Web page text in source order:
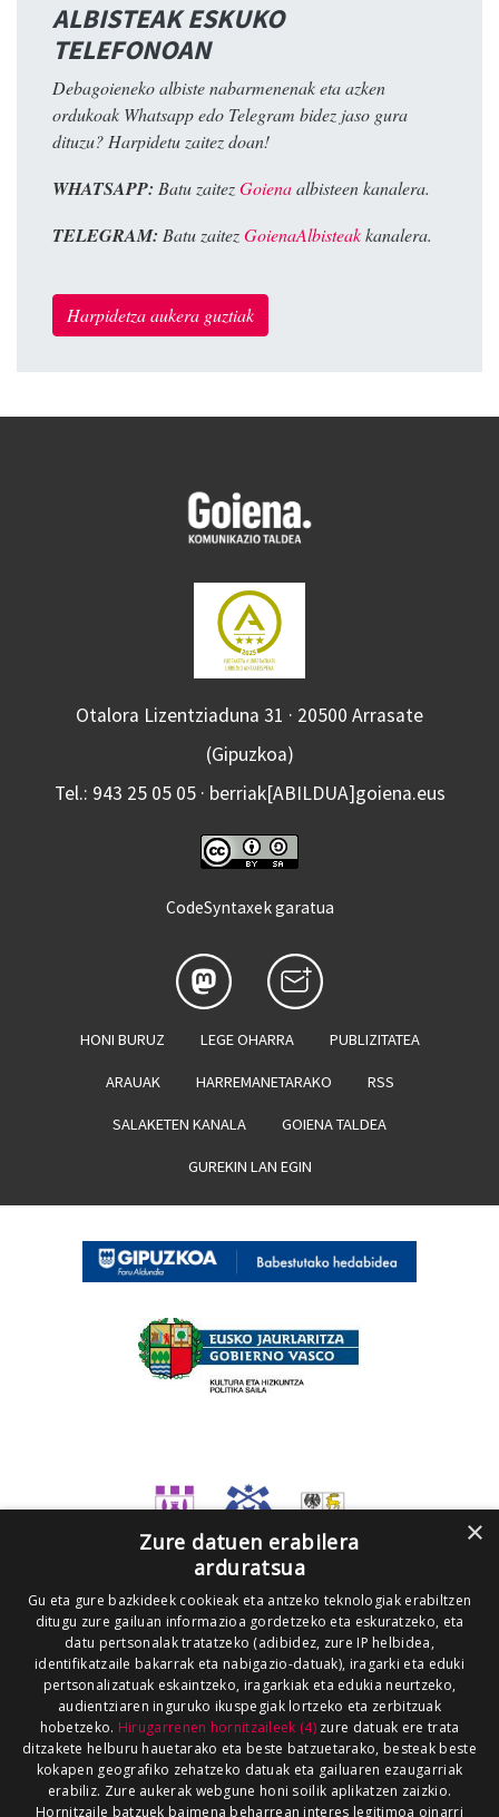
ALBISTEAK ESKUKO
TELEFONOAN
Debagoieneko albiste nabarmenenak eta azken
ordukoak Whatsapp edo Telegram bidez jaso gura
dituzu? Harpidetu zaitez doan!
WHATSAPP: Batu zaitezGoienaalbisteen kanalera.
TELEGRAM: Batu zaitezGoienaAlbisteakkanalera.
Harpidetza aukera guztiak
Otalora Lizentziaduna 31 · 20500 Arrasate
(Gipuzkoa)
Tel.: 943 25 05 05 · berriak[ABILDUA]goiena.eus
CodeSyntaxek garatua
HONI BURUZ LEGE OHARRA PUBLIZITATEA
ARAUAK HARREMANETARAKO RSS
SALAKETEN KANALA GOIENA TALDEA
GUREKIN LAN EGIN
×
Zure datuen erabilera
arduratsua
Gu eta gure bazkideek cookieak eta antzeko teknologiak erabiltzen
ditugu zure gailuan informazioa gordetzeko eta eskuratzeko, eta
datu pertsonalak tratatzeko (adibidez, zure IP helbidea,
identifikatzaile bakarrak eta nabigazio-datuak), iragarki eta eduki
pertsonalizatuak eskaintzeko, iragarkiak eta edukia neurtzeko,
audientziaren inguruko ikuspegiak lortzeko eta zerbitzuak
hobetzeko. Hirugarrenen hornitzaileek (4)zure datuak ere trata
ditzakete helburu hauetarako eta beste batzuetarako, besteak beste
kokapen geografiko zehatzeko datuak eta gailuaren ezaugarriak
erabiliz. Zure aukerak webgune honi soilik aplikatzen zaizkio.
Hornitzaile batzuek baimena beharrean interes legitimoa oinarri